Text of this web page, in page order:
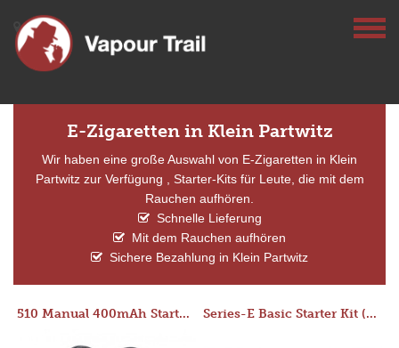
E-Zigaretten in Klein Partwitz
Wir haben eine große Auswahl von E-Zigaretten in Klein
Partwitz zur Verfügung , Starter-Kits für Leute, die mit dem
Rauchen aufhören.
Schnelle Lieferung
Mit dem Rauchen aufhören
Sichere Bezahlung in Klein Partwitz
510 Manual 400mAh Starter Kit Series-E Basic Starter Kit (No Tank)